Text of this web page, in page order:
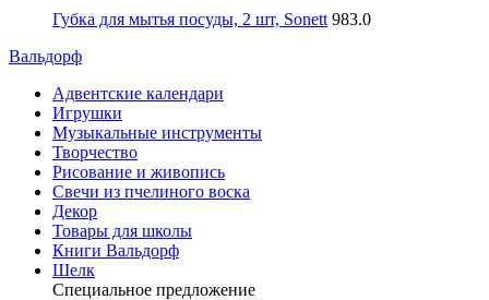
Губка для мытья посуды, 2 шт, Sonett 983.0
Вальдорф
Адвентские календари
Игрушки
Музыкальные инструменты
Творчество
Рисование и живопись
Свечи из пчелиного воска
Декор
Товары для школы
Книги Вальдорф
Шелк
Специальное предложение